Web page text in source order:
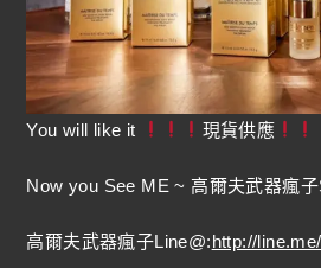
You will like it 現貨供應
Now you See ME ~ 高爾夫武器瘋
高爾夫武器瘋子Line@:http://